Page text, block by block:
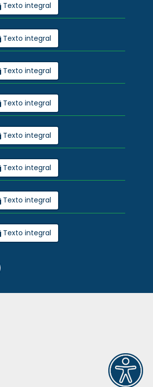
Texto integral
Texto integral
Texto integral
Texto integral
Texto integral
Texto integral
Texto integral
Texto integral